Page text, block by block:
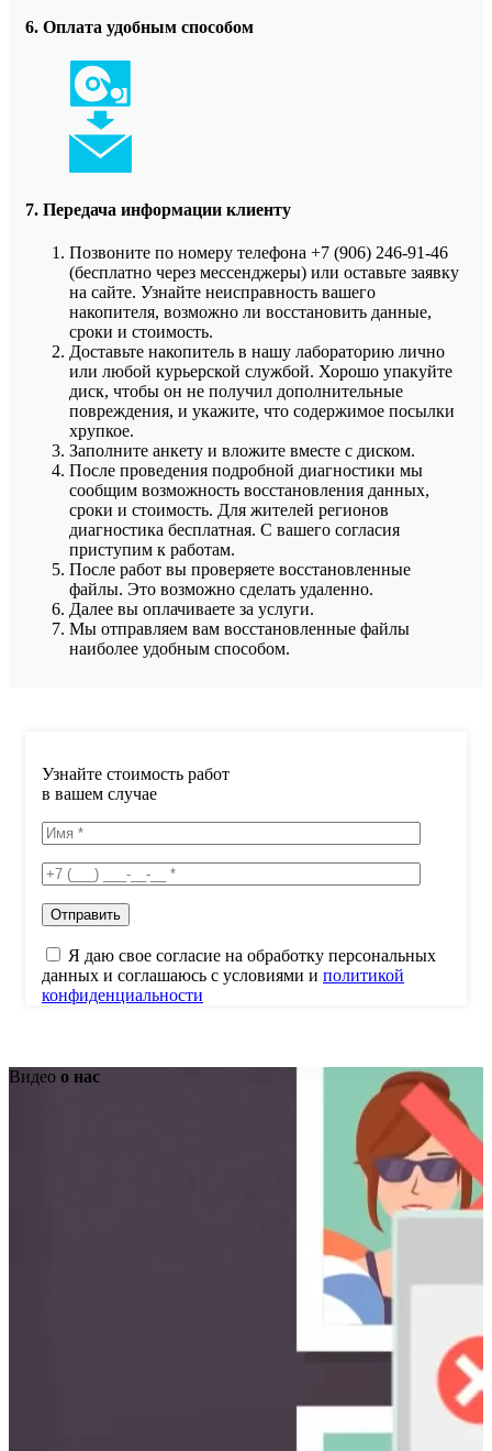
6. Оплата удобным способом
7. Передача информации клиенту
Позвоните по номеру телефона +7 (906) 246-91-46
(бесплатно через мессенджеры) или оставьте заявку
на сайте. Узнайте неисправность вашего
накопителя, возможно ли восстановить данные,
сроки и стоимость.
Доставьте накопитель в нашу лабораторию лично
или любой курьерской службой. Хорошо упакуйте
диск, чтобы он не получил дополнительные
повреждения, и укажите, что содержимое посылки
хрупкое.
Заполните анкету и вложите вместе с диском.
После проведения подробной диагностики мы
сообщим возможность восстановления данных,
сроки и стоимость. Для жителей регионов
диагностика бесплатная. С вашего согласия
приступим к работам.
После работ вы проверяете восстановленные
файлы. Это возможно сделать удаленно.
Далее вы оплачиваете за услуги.
Мы отправляем вам восстановленные файлы
наиболее удобным способом.
Узнайте стоимость работ
в вашем случае
Я даю свое согласие на обработку персональных
данных и соглашаюсь с условиями и политикой
конфиденциальности
Видео о нас